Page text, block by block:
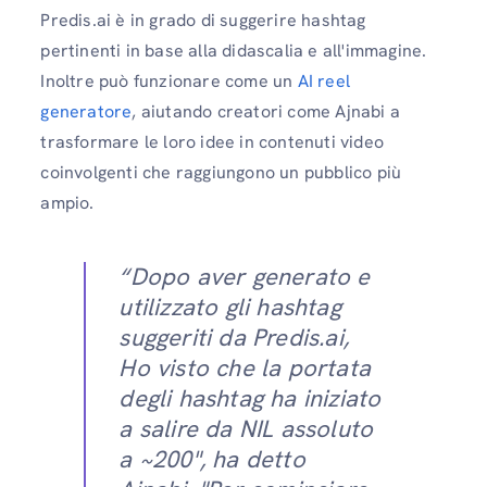
Predis.ai è in grado di suggerire hashtag
pertinenti in base alla didascalia e all'immagine.
Inoltre può funzionare come un AI reel
generatore, aiutando creatori come Ajnabi a
trasformare le loro idee in contenuti video
coinvolgenti che raggiungono un pubblico più
ampio.
“Dopo aver generato e
utilizzato gli hashtag
suggeriti da Predis.ai,
Ho visto che la portata
degli hashtag ha iniziato
a salire da NIL assoluto
a ~200", ha detto